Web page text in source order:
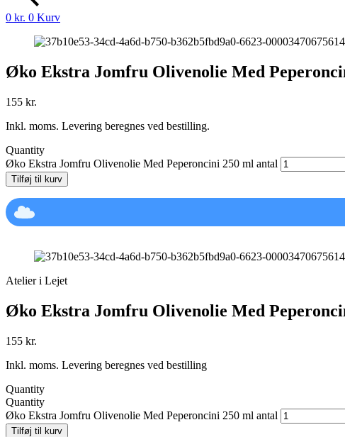
0 kr. 0 Kurv
Øko Ekstra Jomfru Olivenolie Med
155 kr.
Inkl. moms. Levering beregnes ved bestilling.
Quantity
Øko Ekstra Jomfru Olivenolie Med Peperoncini 250 ml antal
Tilføj til kurv
Atelier i Lejet
Øko Ekstra Jomfru Olivenolie Med
155 kr.
Inkl. moms. Levering beregnes ved bestilling
Quantity
Quantity
Øko Ekstra Jomfru Olivenolie Med Peperoncini 250 ml antal
Tilføj til kurv